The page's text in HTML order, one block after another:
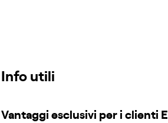
Info utili
Vantaggi esclusivi per i clienti